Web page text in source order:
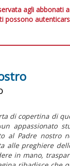
agli abbonati a
possono
di copertina di
appassionato
al Padre nostro
alle preghiere
in mano,